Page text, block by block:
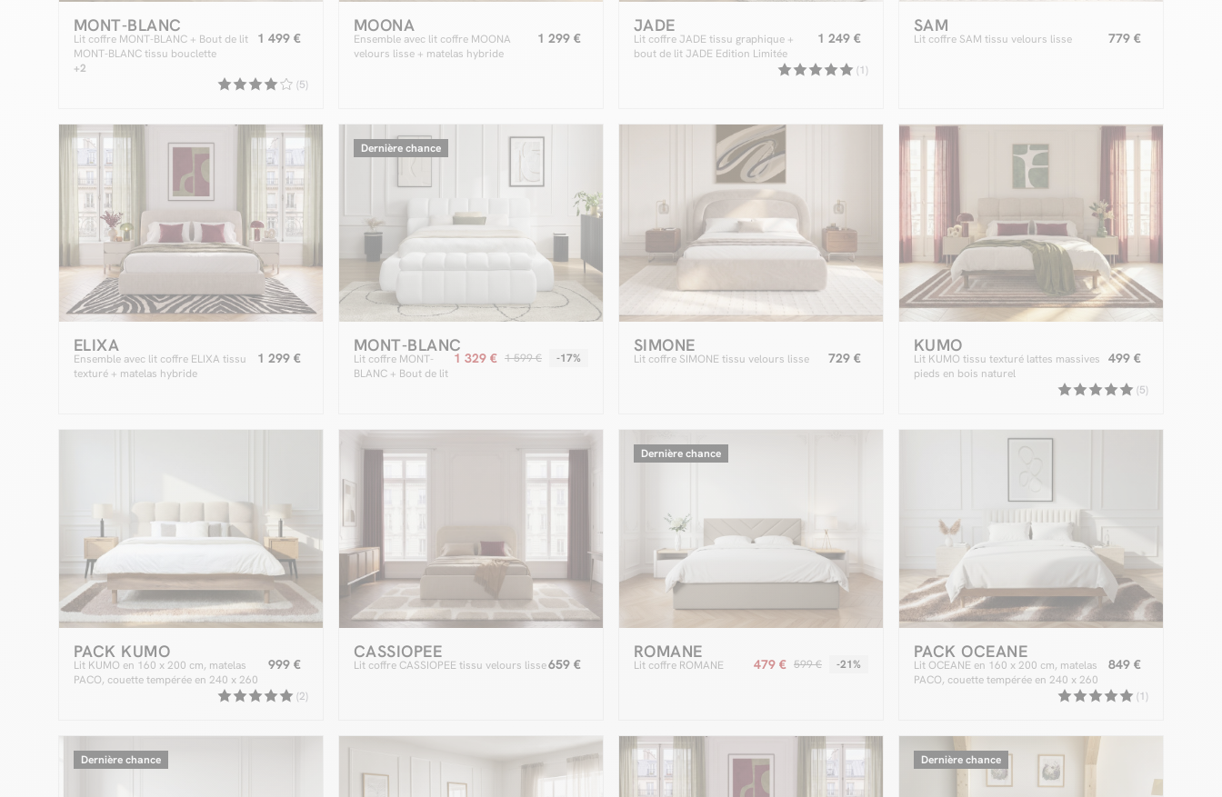
MONT-BLANC
Lit coffre MONT-BLANC + Bout de lit
MONT-BLANC tissu bouclette
1 499 €
+2
(5)
MOONA
Ensemble avec lit coffre MOONA
velours lisse + matelas hybride
1 299 €
JADE
Lit coffre JADE tissu graphique +
bout de lit JADE Edition Limitée
1 249 €
(1)
SAM
Lit coffre SAM tissu velours lisse 779 €
ELIXA
Ensemble avec lit coffre ELIXA tissu
texturé + matelas hybride
1 299 €
Dernière chance
MONT-BLANC
Lit coffre MONT-
BLANC + Bout de lit
1 329 € 1 599 € -17%
SIMONE
Lit coffre SIMONE tissu velours lisse 729 €
KUMO
Lit KUMO tissu texturé lattes massives
pieds en bois naturel
499 €
(5)
PACK KUMO
Lit KUMO en 160 x 200 cm, matelas
PACO, couette tempérée en 240 x 260
cm RE-DREAM, deux oreillers RE-
999 €
(2)
CASSIOPEE
Lit coffre CASSIOPEE tissu velours lisse659 €
Dernière chance
ROMANE
Lit coffre ROMANE 479 € 599 € -21%
PACK OCEANE
Lit OCEANE en 160 x 200 cm, matelas
PACO, couette tempérée en 240 x 260
cm et deux oreillers RE-DREAM en 60 x
849 €
(1)
Dernière chance Dernière chance